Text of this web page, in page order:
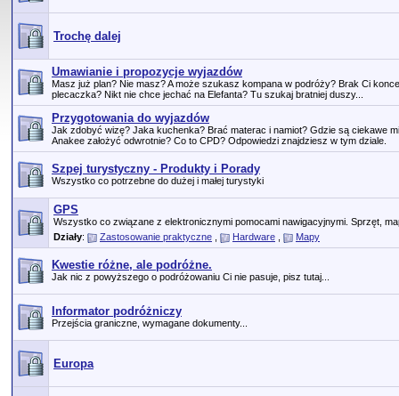
Trochę dalej
Umawianie i propozycje wyjazdów
Masz już plan? Nie masz? A może szukasz kompana w podróży? Brak Ci
plecaczka? Nikt nie chce jechać na Elefanta? Tu szukaj bratniej duszy...
Przygotowania do wyjazdów
Jak zdobyć wizę? Jaka kuchenka? Brać materac i namiot? Gdzie są ciekawe
Anakee założyć odwrotnie? Co to CPD? Odpowiedzi znajdziesz w tym dziale.
Szpej turystyczny - Produkty i Porady
Wszystko co potrzebne do dużej i małej turystyki
GPS
Wszystko co związane z elektronicznymi pomocami nawigacyjnymi. Sprzęt,
Działy: Zastosowanie praktyczne Hardware Mapy
Kwestie różne, ale podróżne.
Jak nic z powyższego o podróżowaniu Ci nie pasuje, pisz tutaj...
Informator podróżniczy
Przejścia graniczne, wymagane dokumenty...
Europa